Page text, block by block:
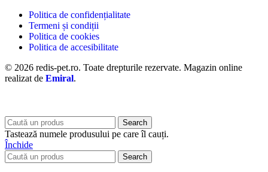
Politica de confidențialitate
Termeni și condiții
Politica de cookies
Politica de accesibilitate
© 2026 redis-pet.ro. Toate drepturile rezervate. Magazin online
realizat de Emiral.
Search
Tastează numele produsului pe care îl cauți.
Închide
Search